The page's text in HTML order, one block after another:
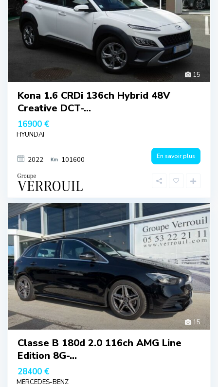
15
Kona 1.6 CRDi 136ch Hybrid 48V
Creative DCT-...
16900 €
HYUNDAI
2022 101600 En savoir plus
15
Classe B 180d 2.0 116ch AMG Line
Edition 8G-...
28400 €
MERCEDES-BENZ